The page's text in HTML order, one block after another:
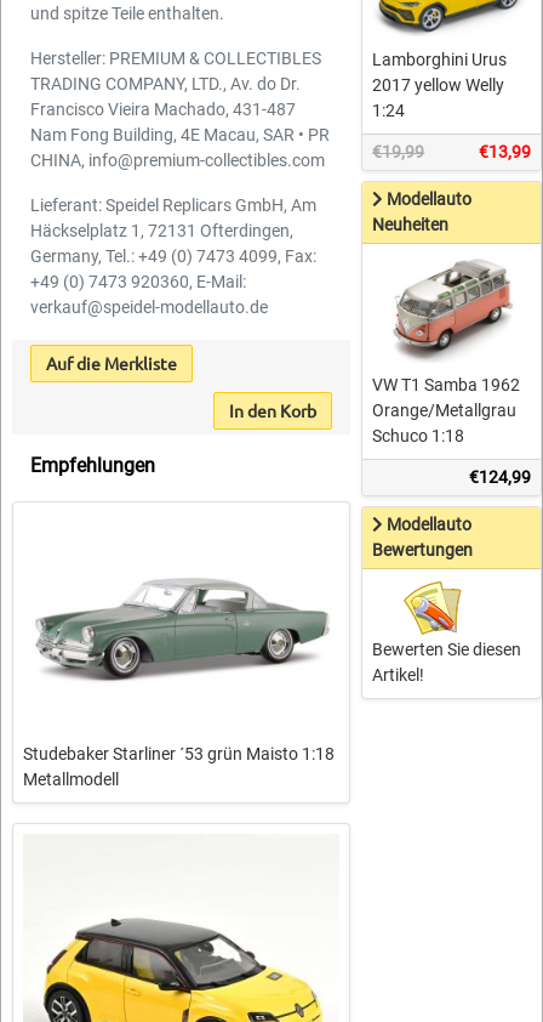
und spitze Teile enthalten.
Hersteller: PREMIUM & COLLECTIBLES
TRADING COMPANY, LTD., Av. do Dr.
Francisco Vieira Machado, 431-487
Nam Fong Building, 4E Macau, SAR • PR
CHINA, info@premium-collectibles.com
Lieferant: Speidel Replicars GmbH, Am
Häckselplatz 1, 72131 Ofterdingen,
Germany, Tel.: +49 (0) 7473 4099, Fax:
+49 (0) 7473 920360, E-Mail:
verkauf@speidel-modellauto.de
Auf die Merkliste
In den Korb
Empfehlungen
Studebaker Starliner ´53 grün Maisto 1:18
Metallmodell
Lamborghini Urus
2017 yellow Welly
1:24
€19,99 €13,99
Modellauto
Neuheiten
VW T1 Samba 1962
Orange/Metallgrau
Schuco 1:18
€124,99
Modellauto
Bewertungen
Bewerten Sie diesen
Artikel!